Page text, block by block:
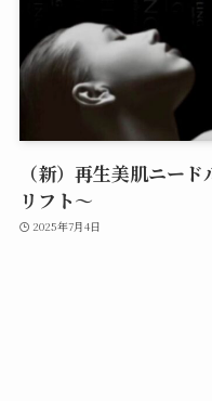
（新）再生美肌ニー
リフト〜
2025年7月4日